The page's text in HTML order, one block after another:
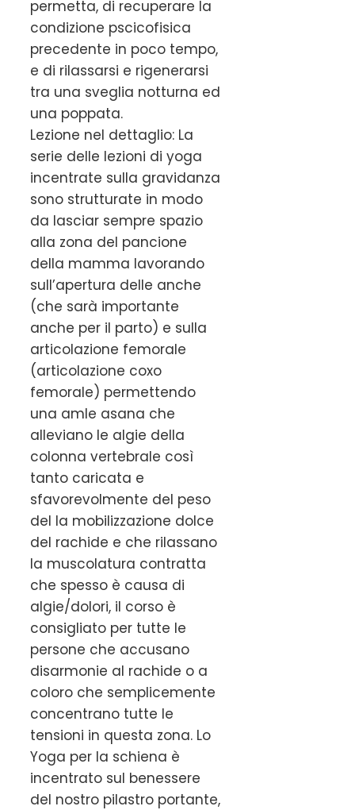
permetta, di recuperare la
condizione pscicofisica
precedente in poco tempo,
e di rilassarsi e rigenerarsi
tra una sveglia notturna ed
una poppata.
Lezione nel dettaglio: La
serie delle lezioni di yoga
incentrate sulla gravidanza
sono strutturate in modo
da lasciar sempre spazio
alla zona del pancione
della mamma lavorando
sull’apertura delle anche
(che sarà importante
anche per il parto) e sulla
articolazione femorale
(articolazione coxo
femorale) permettendo
una amle asana che
alleviano le algie della
colonna vertebrale così
tanto caricata e
sfavorevolmente del peso
del la mobilizzazione dolce
del rachide e che rilassano
la muscolatura contratta
che spesso è causa di
algie/dolori, il corso è
consigliato per tutte le
persone che accusano
disarmonie al rachide o a
coloro che semplicemente
concentrano tutte le
tensioni in questa zona. Lo
Yoga per la schiena è
incentrato sul benessere
del nostro pilastro portante,